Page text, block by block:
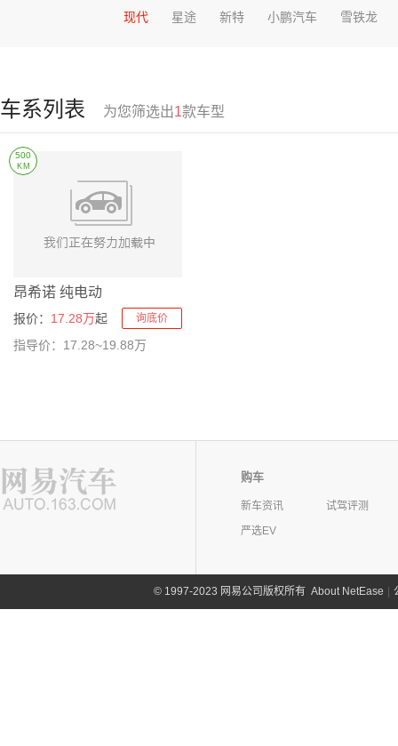
现代 星途 新特 小鹏汽车 雪铁龙
车系列表 为您筛选出1款车型
昂希诺 纯电动
报价： 17.28万起 询底价
指导价：17.28~19.88万
500
KM
购车
新车资讯
试驾评测
严选EV
©1997-2023 网易公司版权所有 About NetEase